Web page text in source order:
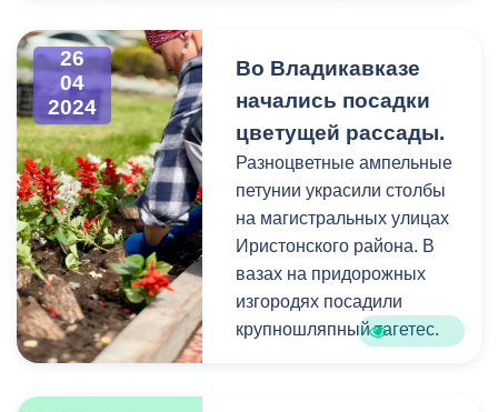
образовательные
организации, волонтеры и
неравнодушные
горожане.
В акции приняли участие
более 3000 человек. На 16
общественных
территориях города были
покрашены парапеты и
лавочки, побелены
26
04
2024
Во Владикавказе
начались посадки
цветущей рассады.
Разноцветные ампельные
петунии украсили столбы
на магистральных улицах
Иристонского района. В
вазах на придорожных
изгородях посадили
крупношляпный тагетес.